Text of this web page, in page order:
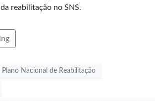
reabilitação no SNS.
Plano Nacional de Reabilitação